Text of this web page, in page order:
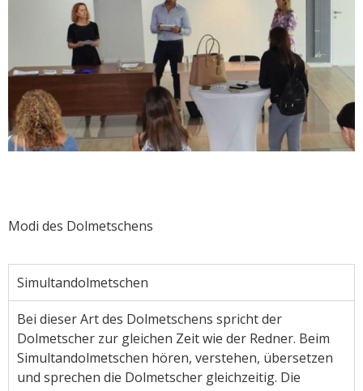
Modi des Dolmetschens
Simultandolmetschen
Bei dieser Art des Dolmetschens spricht der
Dolmetscher zur gleichen Zeit wie der Redner. Beim
Simultandolmetschen hören, verstehen, übersetzen
und sprechen die Dolmetscher gleichzeitig. Die